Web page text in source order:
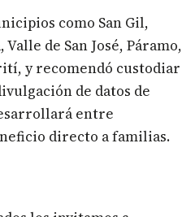
como San Gil,
de San José, Páramo,
y recomendó custodiar
de datos de
entre
directo a familias.